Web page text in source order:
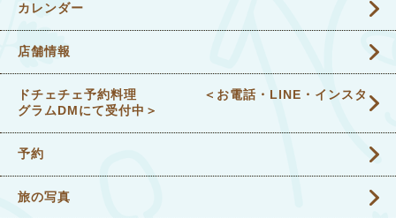
カレンダー
店舗情報
ドチェチェ予約料理 ＜お電話・LINE・インスタ
グラムDMにて受付中＞
予約
旅の写真